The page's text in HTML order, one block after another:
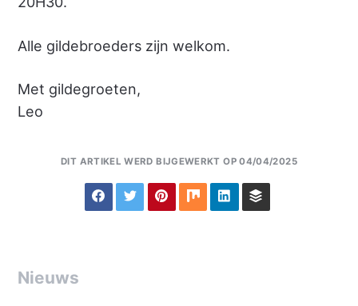
Alle gildebroeders zijn welkom.
Met gildegroeten,
Leo
DIT ARTIKEL WERD BIJGEWERKT OP 04/04/2025
Nieuws